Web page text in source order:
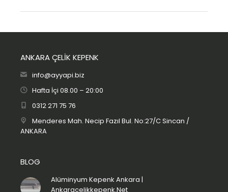
ANKARA ÇELİK KEPENK
info@ayyapi.biz
Hafta İçi 08.00 – 20:00
0312 271 75 76
Menderes Mah. Necip Fazıl Bul. No:27/C Sincan /
ANKARA
BLOG
Alüminyum Kepenk Ankara |
Ankaraçelikkepenk.Net